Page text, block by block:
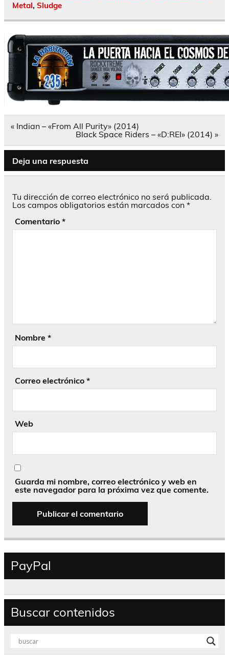
Metal, Sludge
Navegación
« Indian – «From All Purity» (2014)
Black Space Riders – «D:REI» (2014) »
Deja una respuesta
Tu dirección de correo electrónico no será publicada.
Los campos obligatorios están marcados con *
Comentario *
Nombre *
Correo electrónico *
Web
Guarda mi nombre, correo electrónico y web en
este navegador para la próxima vez que comente.
PayPal
Buscar contenidos